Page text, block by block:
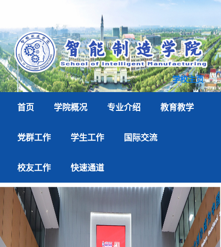
学校主页
首页 学院概况 专业介绍 教育教学
党群工作 学生工作 国际交流
校友工作 快速通道